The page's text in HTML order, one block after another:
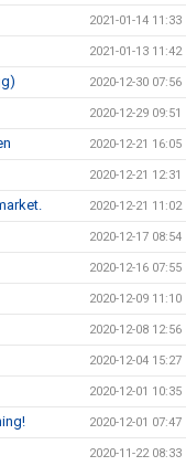
2021-01-14 11:33
2021-01-13 11:42
2020-12-30 07:56
2020-12-29 09:51
2020-12-21 16:05
2020-12-21 12:31
2020-12-21 11:02
2020-12-17 08:54
2020-12-16 07:55
2020-12-09 11:10
2020-12-08 12:56
2020-12-04 15:27
2020-12-01 10:35
2020-12-01 07:47
2020-11-22 08:33